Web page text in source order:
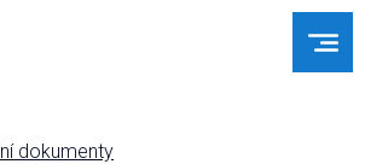
dokumenty